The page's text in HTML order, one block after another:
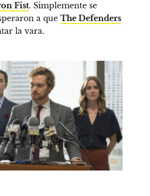
Fist. Simplemente se
a que The Defenders
la vara.